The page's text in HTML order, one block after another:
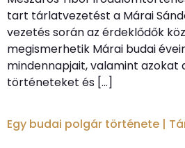
tart tárlatvezetést a Márai
vezetés során az érdeklődők
megismerhetik Márai budai
mindennapjait, valamint azokat
történeteket és […]
Egy budai polgár története |